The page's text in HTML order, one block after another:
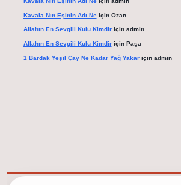
Kavala Nın Eşinin Adı Neiçin Ozan
Allahın En Sevgili Kulu Kimdiriçin admin
Allahın En Sevgili Kulu Kimdiriçin Paşa
1 Bardak Yeşil Çay Ne Kadar Yağ Yakariçin admin